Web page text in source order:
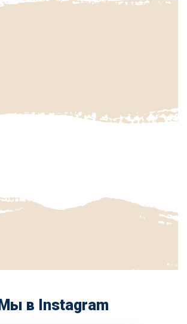
Мы в Instagram